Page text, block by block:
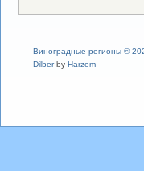
Виноградные регионы ©
Dilberby Harzem